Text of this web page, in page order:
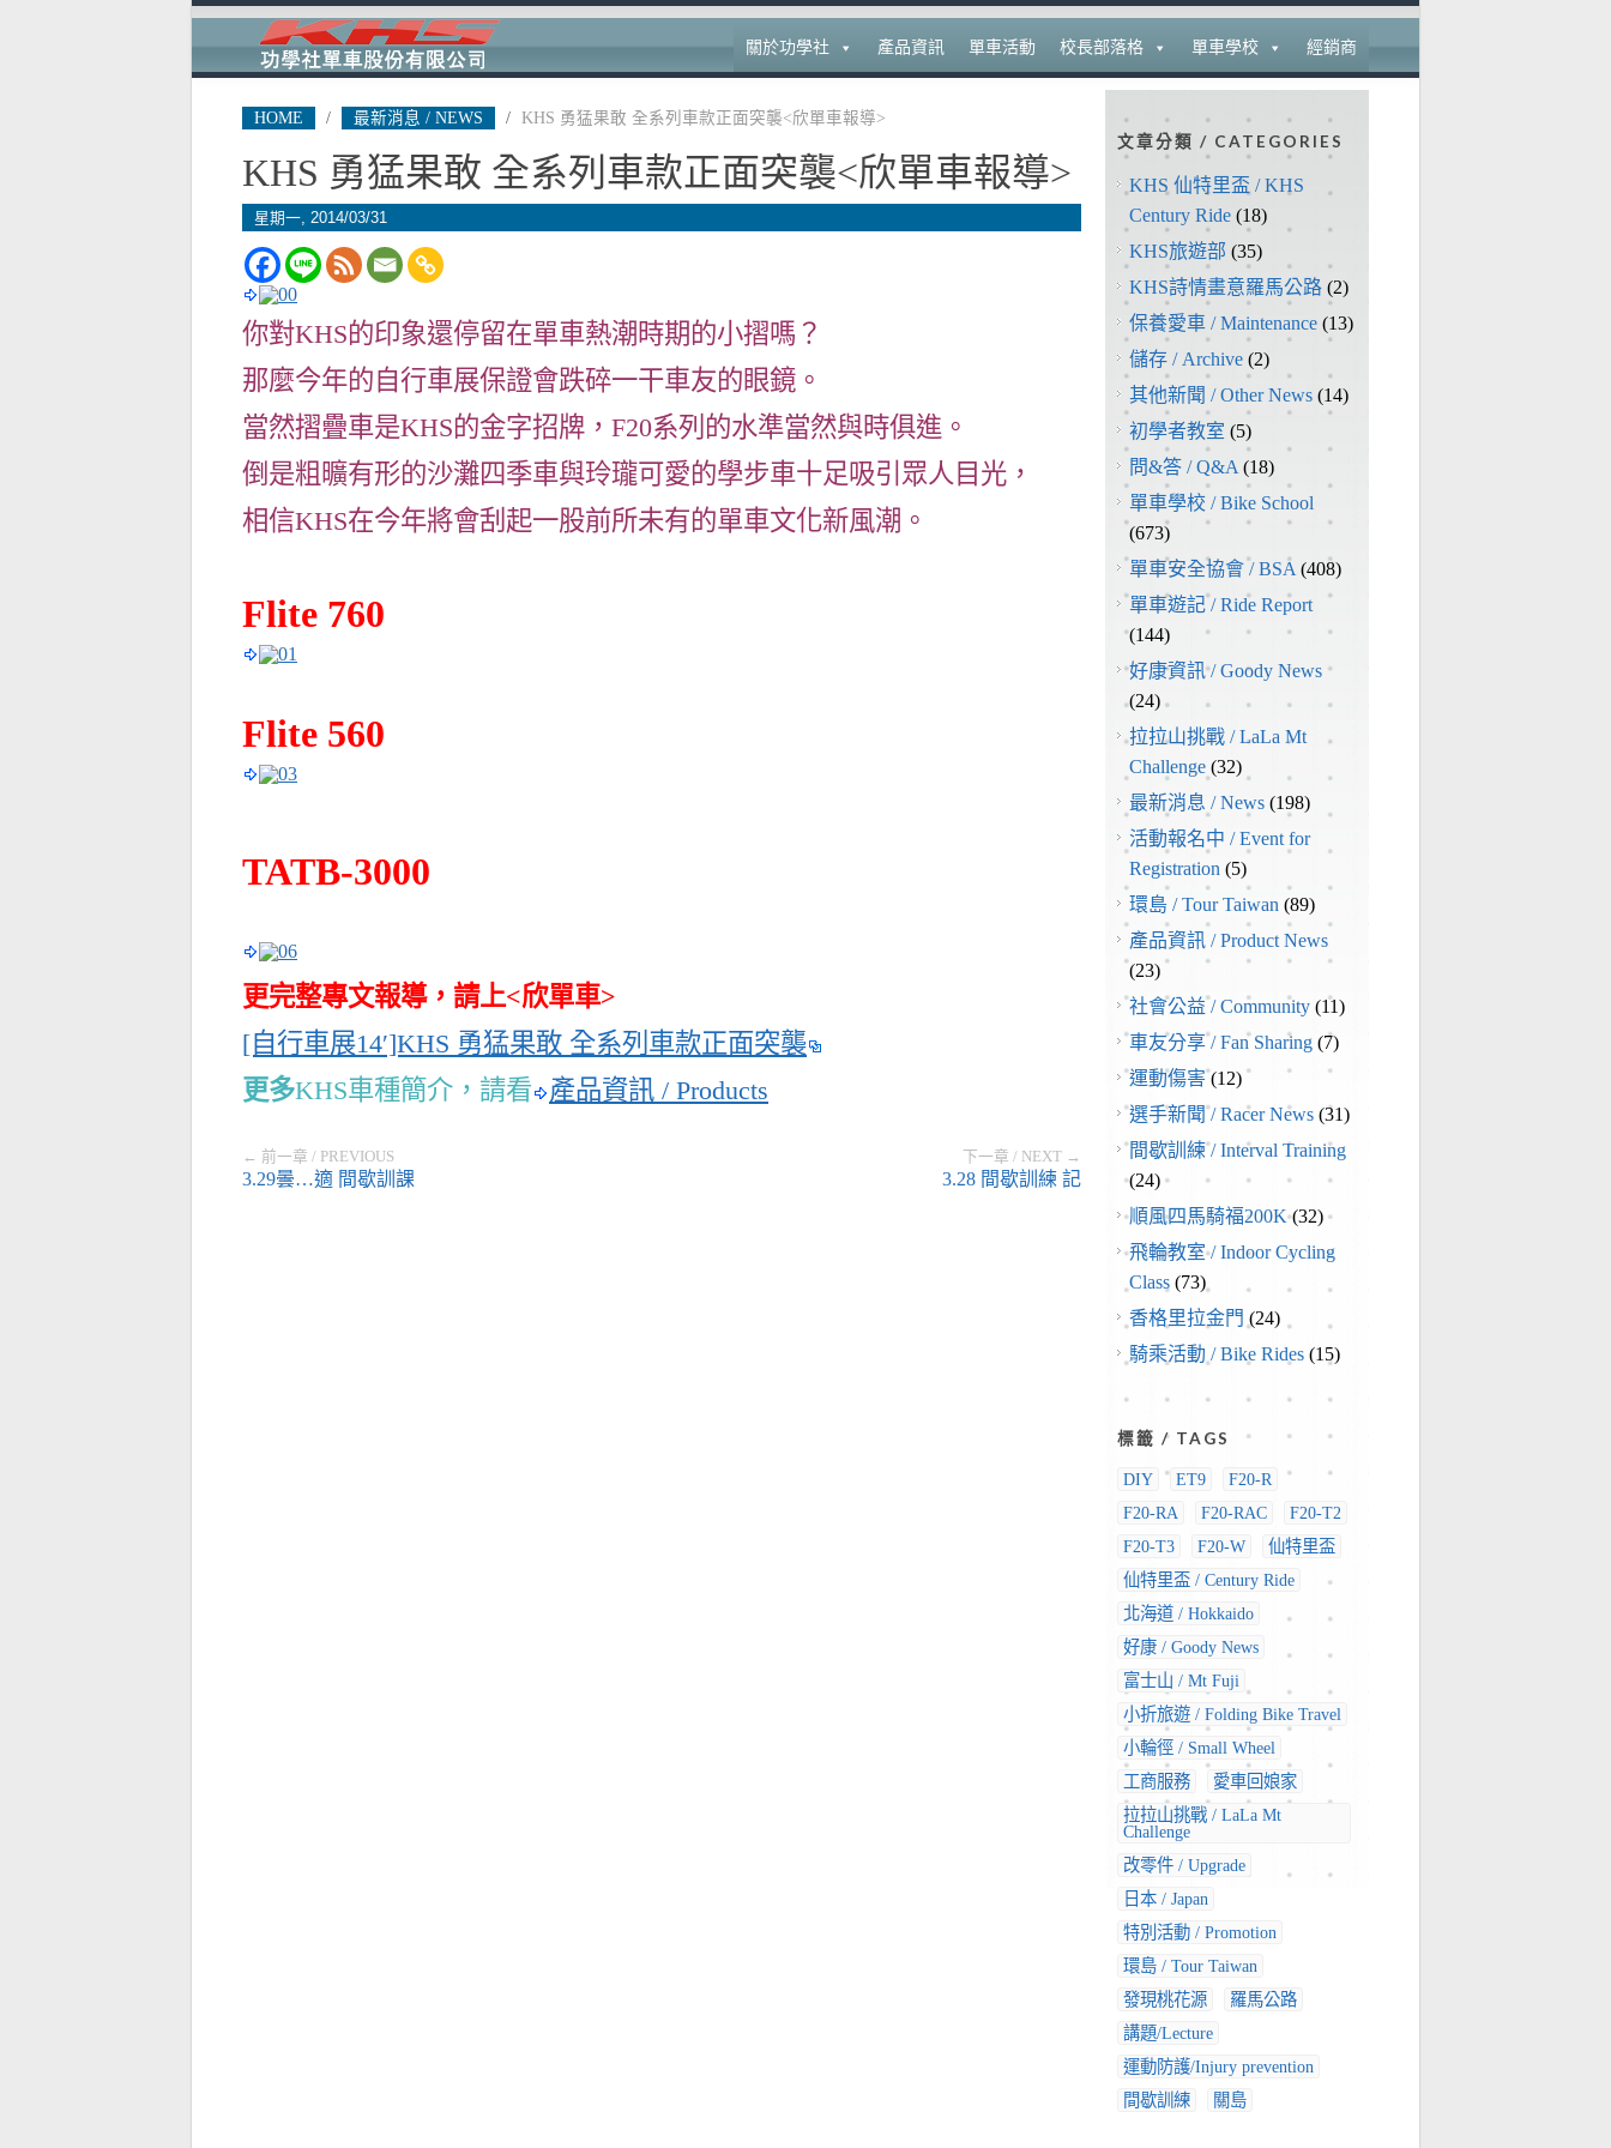
關於功學社 產品資訊 單車活動 校長部落格 單車學校 經銷商
HOME / 最新消息 / NEWS / KHS 勇猛果敢 全系列車款正面突襲<欣單車報導>
KHS 勇猛果敢 全系列車款正面突襲<欣單車報導>
星期一, 2014/03/31
你對KHS的印象還停留在單車熱潮時期的小摺嗎？
那麼今年的自行車展保證會跌碎一干車友的眼鏡。
當然摺疊車是KHS的金字招牌，F20系列的水準當然與時俱進。
倒是粗曠有形的沙灘四季車與玲瓏可愛的學步車十足吸引眾人目光，
相信KHS在今年將會刮起一股前所未有的單車文化新風潮。
Flite 760
Flite 560
TATB-3000
更完整專文報導，請上<欣單車>
[自行車展14′]KHS 勇猛果敢 全系列車款正面突襲
更多KHS車種簡介，請看 產品資訊 / Products
← 前一章 / PREVIOUS
3.29曇…適 間歇訓課
下一章 / NEXT →
3.28 間歇訓練 記
文章分類 / CATEGORIES
KHS 仙特里盃 / KHS
Century Ride (18)
KHS旅遊部 (35)
KHS詩情畫意羅馬公路 (2)
保養愛車 / Maintenance (13)
儲存 / Archive (2)
其他新聞 / Other News (14)
初學者教室 (5)
問&答 / Q&A (18)
單車學校 / Bike School
(673)
單車安全協會 / BSA (408)
單車遊記 / Ride Report
(144)
好康資訊 / Goody News
(24)
拉拉山挑戰 / LaLa Mt
Challenge (32)
最新消息 / News (198)
活動報名中 / Event for
Registration (5)
環島 / Tour Taiwan (89)
產品資訊 / Product News
(23)
社會公益 / Community (11)
車友分享 / Fan Sharing (7)
運動傷害(12)
選手新聞 / Racer News (31)
間歇訓練 / Interval Training
(24)
順風四馬騎福200K(32)
飛輪教室 / Indoor Cycling
Class (73)
香格里拉金門 (24)
騎乘活動 / Bike Rides (15)
標籤 / TAGS
DIY ET9
F20-R
F20-RA
F20-RAC
F20-T2
F20-T3
F20-W
仙特里盃
仙特里盃 / Century Ride
北海道 / Hokkaido
好康 / Goody News
富士山 / Mt Fuji
小折旅遊 / Folding Bike Travel
小輪徑 / Small Wheel
工商服務
愛車回娘家
拉拉山挑戰 / LaLa Mt
Challenge
改零件 / Upgrade
日本 / Japan
特別活動 / Promotion
環島 / Tour Taiwan
發現桃花源
羅馬公路
講題/Lecture
運動防護/Injury prevention
間歇訓練
關島